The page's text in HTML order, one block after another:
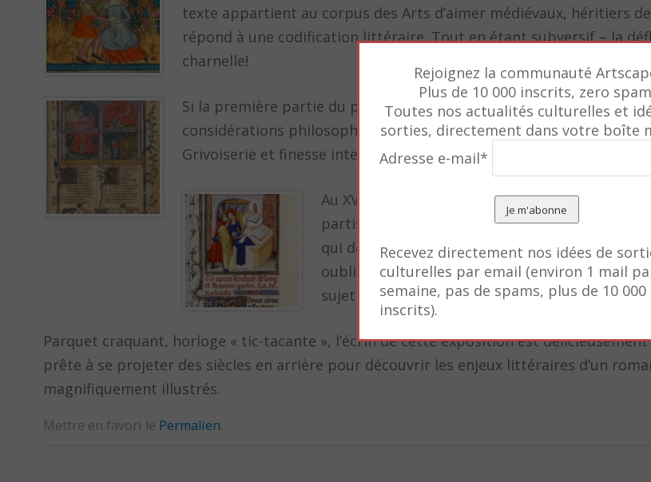
texte appartient au corpus des Arts d’aimer médiévaux, héritiers de
répond à une codification littéraire. Tout en étant subversif – la
charnelle!
Si la première partie du poème décrit les codes de l’amour
considérations philosophiques qui témoignent de l’érudition de
Grivoiserie et finesse intellectuelle, savamment dosées, expliquent
Au XVe siècle, le Roman de la rosesuscite une
partisans et ses détracteurs, en particulier
qui dénonce la misogynie des idées. C’est ainsi
oubliée en dehors des cercles universitaires.
sujet intemporel, son intérêt est de nouveau
Parquet craquant, horloge « tic-tacante », l’écrin de cette exposition est
prête à se projeter des siècles en arrière pour découvrir les enjeux littéraires d’un
magnifiquement illustrés.
Mettre en favori le Permalien.
Rejoignez la communauté
Plus de 10 000 inscrits, zero
Toutes nos actualités culturelles et
sorties, directement dans votre boîte
Adresse e-mail*
Recevez directement nos idées de
culturelles par email (environ 1 mail
semaine, pas de spams, plus de 10 000
inscrits).